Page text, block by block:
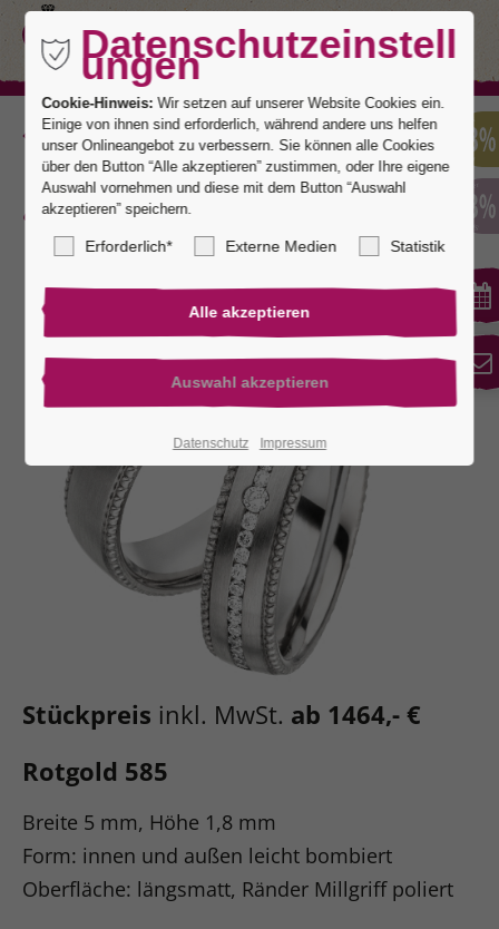
Zurück
Wertheim 4
Stückpreis inkl. MwSt. ab 1464,- €
Rotgold 585
Breite 5 mm, Höhe 1,8 mm
Form: innen und außen leicht bombiert
Oberfläche: längsmatt, Ränder Millgriff poliert
Datenschutzeinstell
ungen
Cookie-Hinweis: Wir setzen auf unserer Website Cookies ein.
Einige von ihnen sind erforderlich, während andere uns helfen
unser Onlineangebot zu verbessern. Sie können alle Cookies
über den Button “Alle akzeptieren” zustimmen, oder Ihre eigene
Auswahl vornehmen und diese mit dem Button “Auswahl
akzeptieren” speichern.
Erforderlich* Externe Medien Statistik
Datenschutz Impressum